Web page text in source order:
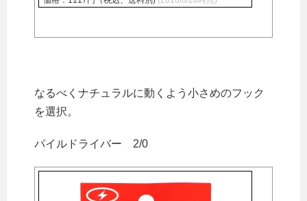
なるべくナチュラルに動くよう小さめのフック
を選択。
パイルドライバー 2/0